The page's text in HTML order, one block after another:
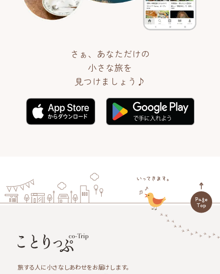
さぁ、あなただけの
小さな旅を
見つけましょう♪
旅する人に小さなしあわせをお届けします。